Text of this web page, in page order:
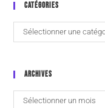
CATÉGORIES
Sélectionner une
ARCHIVES
Sélectionner un mois